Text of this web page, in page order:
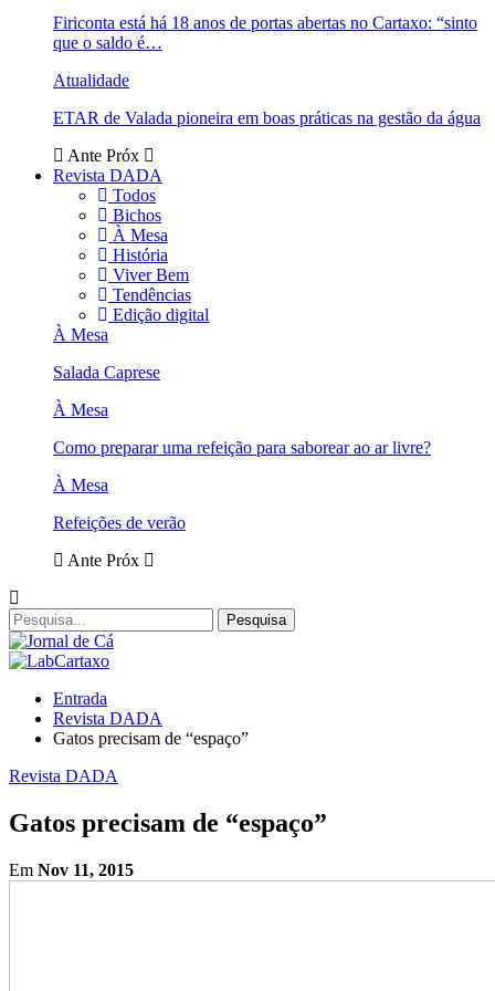
Firiconta está há 18 anos de portas abertas no Cartaxo: “sinto
que o saldo é…
Atualidade
ETAR de Valada pioneira em boas práticas na gestão da água
Ante Próx
Revista DADA
Todos
Bichos
À Mesa
História
Viver Bem
Tendências
Edição digital
À Mesa
Salada Caprese
À Mesa
Como preparar uma refeição para saborear ao ar livre?
À Mesa
Refeições de verão
Ante Próx
Entrada
Revista DADA
Gatos precisam de “espaço”
Revista DADA
Gatos precisam de “espaço”
Em Nov 11, 2015